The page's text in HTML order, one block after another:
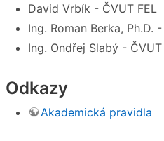
David Vrbík - ČVUT FEL
Ing. Roman Berka, Ph.D.
Ing. Ondřej Slabý - ČVUT
Odkazy
Akademická pravidla